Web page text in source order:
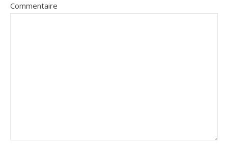
Commentaire